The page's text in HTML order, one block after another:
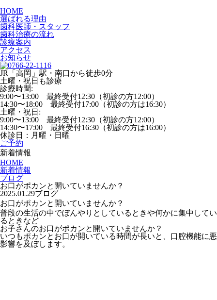
HOME
選ばれる理由
歯科医師・スタッフ
歯科治療の流れ
診療案内
アクセス
お知らせ
JR「高岡」駅・南口から徒歩0分
土曜・祝日も診療
診療時間:
9:00〜13:00 最終受付12:30（初診の方12:00）
14:30〜18:00 最終受付17:00（初診の方は16:30）
土曜・祝日:
9:00〜13:00 最終受付12:30（初診の方12:00）
14:30〜17:00 最終受付16:30（初診の方は16:00）
休診日：月曜・日曜
ご予約
新着情報
HOME
新着情報
ブログ
お口がポカンと開いていませんか？
2025.01.29ブログ
お口がポカンと開いていませんか？
普段の生活の中でぼんやりとしているときや何かに集中してい
るときなど
お子さんのお口がポカンと開いていませんか？
いつもポカンとお口が開いている時間が長いと、口腔機能に悪
影響を及ぼします。